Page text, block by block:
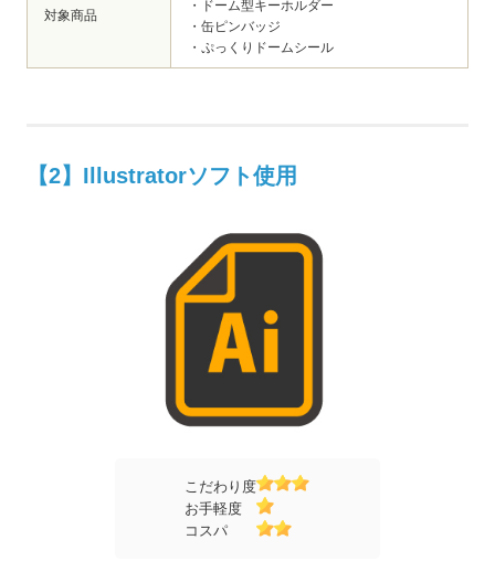
対象商品
・ドーム型キーホルダー
・缶ピンバッジ
・ぷっくりドームシール
【2】Illustratorソフト使用
こだわり度
お手軽度
コスパ